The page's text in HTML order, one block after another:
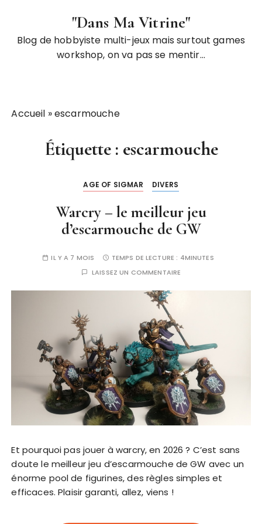
"Dans Ma Vitrine"
Blog de hobbyiste multi-jeux mais surtout games
workshop, on va pas se mentir…
Accueil »escarmouche
Étiquette : escarmouche
AGE OF SIGMAR DIVERS
Warcry – le meilleur jeu
d’escarmouche de GW
IL Y A 7 MOIS TEMPS DE LECTURE : 4MINUTES
LAISSEZ UN COMMENTAIRE
Et pourquoi pas jouer à warcry, en 2026 ? C’est sans
doute le meilleur jeu d’escarmouche de GW avec un
énorme pool de figurines, des règles simples et
efficaces. Plaisir garanti, allez, viens !